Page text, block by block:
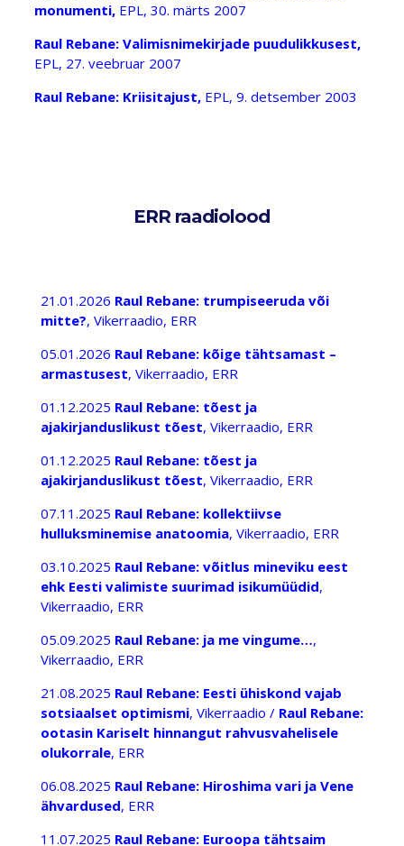
monumenti, EPL, 30. märts 2007
Raul Rebane: Valimisnimekirjade puudulikkusest,
EPL, 27. veebruar 2007
Raul Rebane: Kriisitajust, EPL, 9. detsember 2003
ERR raadiolood
21.01.2026 Raul Rebane: trumpiseeruda või
mitte?, Vikerraadio, ERR
05.01.2026 Raul Rebane: kõige tähtsamast –
armastusest, Vikerraadio, ERR
01.12.2025 Raul Rebane: tõest ja
ajakirjanduslikust tõest, Vikerraadio, ERR
01.12.2025 Raul Rebane: tõest ja
ajakirjanduslikust tõest, Vikerraadio, ERR
07.11.2025 Raul Rebane: kollektiivse
hulluksminemise anatoomia, Vikerraadio, ERR
03.10.2025 Raul Rebane: võitlus mineviku eest
ehk Eesti valimiste suurimad isikumüüdid,
Vikerraadio, ERR
05.09.2025 Raul Rebane: ja me vingume…,
Vikerraadio, ERR
21.08.2025 Raul Rebane: Eesti ühiskond vajab
sotsiaalset optimismi, Vikerraadio / Raul Rebane:
ootasin Kariselt hinnangut rahvusvahelisele
olukorrale, ERR
06.08.2025 Raul Rebane: Hiroshima vari ja Vene
ähvardused, ERR
11.07.2025 Raul Rebane: Euroopa tähtsaim